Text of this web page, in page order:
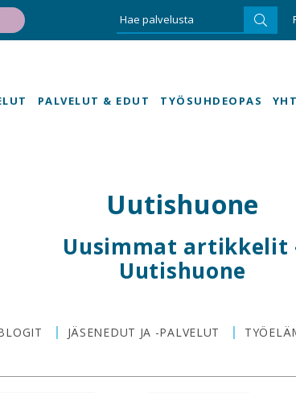
PALVELUT & EDUT TYÖSUHDEOPAS
Uutishuone
Uusimmat artikkelit
Uutishuone
| JÄSENEDUT JA -PALVELUT |